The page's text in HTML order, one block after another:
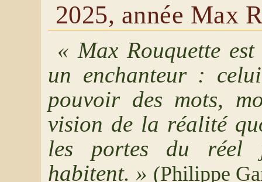
2025, année Max
« Max Rouquette
un enchanteur :
pouvoir des mots,
vision de la réalité
les portes du réel
habitent. » (Philippe